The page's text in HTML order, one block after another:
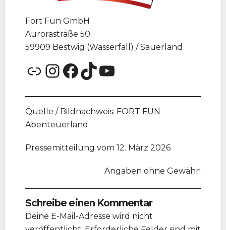
Fort Fun GmbH
Aurorastraße 50
59909 Bestwig (Wasserfall) / Sauerland
Link InstagramFacebook TikTok YouTube
Quelle / Bildnachweis: FORT FUN
Abenteuerland
Pressemitteilung vom 12. März 2026
Angaben ohne Gewähr!
Schreibe einen Kommentar
Deine E-Mail-Adresse wird nicht